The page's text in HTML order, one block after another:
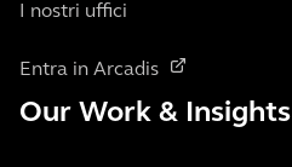
I nostri uffici
Entra in Arcadis
Our Work & Insights